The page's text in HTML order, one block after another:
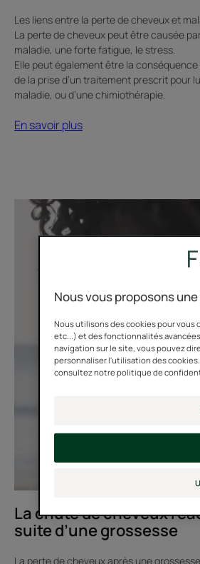
Les liens entre la perte de cheveux et
La perte de cheveux peut être causée
maladie, une forte fatigue, le stress.
Elle peut également être la
de la prise d’un traitement prescrit pour
maladie, ou d’une chimiothérapie. ​
En savoir plus
savoir
réactionnelle
La chute de cheveux
suite d’une grossesse
La perte de cheveux après une
Nous vous proposons
Nous utilisons des cookies pour
etc...) et des fonctionnalités
navigation sur le site, vous pouvez
personnaliser l'utilisation des
consultez notre politique de